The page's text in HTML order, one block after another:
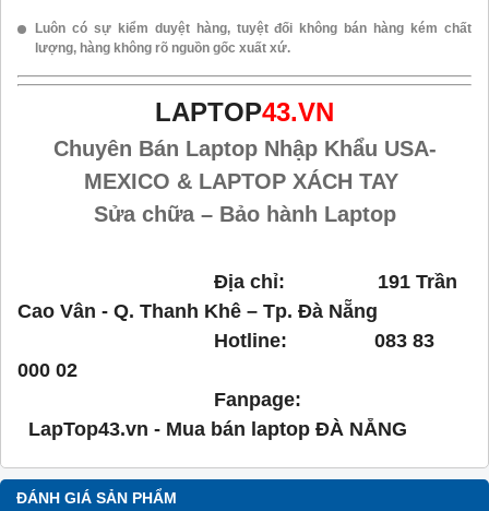
Luôn có sự kiểm duyệt hàng, tuyệt đối không bán hàng kém chất
lượng, hàng không rõ nguồn gốc xuất xứ.
LAPTOP43.VN
Chuyên Bán Laptop Nhập Khẩu USA-
MEXICO & LAPTOP XÁCH TAY
Sửa chữa – Bảo hành Laptop
Địa chỉ: 191 Trần
Cao Vân - Q. Thanh Khê – Tp. Đà Nẵng
Hotline: 083 83
000 02
Fanpage:
LapTop43.vn - Mua bán laptop ĐÀ NẴNG
ĐÁNH GIÁ SẢN PHẨM